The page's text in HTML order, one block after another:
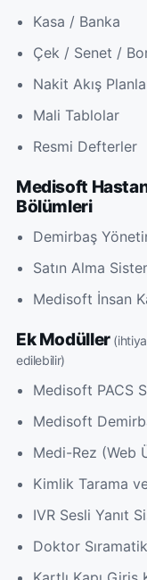
Kasa / Banka
Çek / Senet /
Nakit Akış
Mali Tablolar
Resmi Defterler
Medisoft
Bölümleri
Demirbaş
Satın Alma
Medisoft İnsan
Ek Modüller
edilebilir)
Medisoft PACS
Medisoft
Medi-Rez (Web
Kimlik Tarama
IVR Sesli Yanıt
Doktor